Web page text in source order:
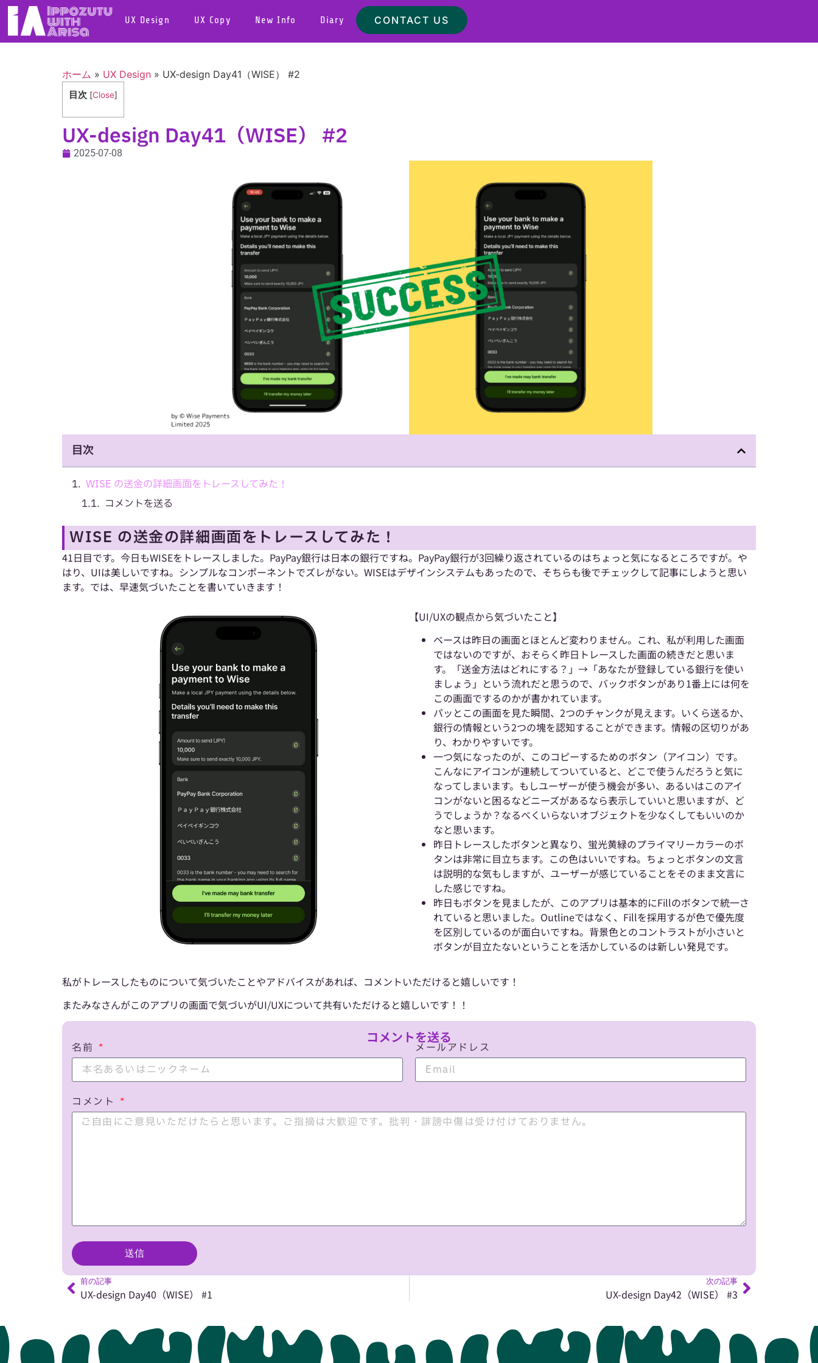
UX Design UX Copy New Info Diary CONTACT US
ホーム » UX Design » UX-design Day41（WISE） #2
目次 [Close]
UX-design Day41（WISE） #2
2025-07-08
目次
WISE の送金の詳細画面をトレースしてみた！
コメントを送る
WISE の送金の詳細画面をトレースしてみた！
41日目です。今日もWISEをトレースしました。PayPay銀行は日本の銀行ですね。PayPay銀行が3回繰り返されているのはちょっと気になるところですが。や
はり、UIは美しいですね。シンプルなコンポーネントでズレがない。WISEはデザインシステムもあったので、そちらも後でチェックして記事にしようと思い
ます。では、早速気づいたことを書いていきます！
【UI/UXの観点から気づいたこと】
ベースは昨日の画面とほとんど変わりません。これ、私が利用した画面
ではないのですが、おそらく昨日トレースした画面の続きだと思いま
す。「送金方法はどれにする？」→「あなたが登録している銀行を使い
ましょう」という流れだと思うので、バックボタンがあり1番上には何を
この画面でするのかが書かれています。
パッとこの画面を見た瞬間、2つのチャンクが見えます。いくら送るか、
銀行の情報という2つの塊を認知することができます。情報の区切りがあ
り、わかりやすいです。
一つ気になったのが、このコピーするためのボタン（アイコン）です。
こんなにアイコンが連続してついていると、どこで使うんだろうと気に
なってしまいます。もしユーザーが使う機会が多い、あるいはこのアイ
コンがないと困るなどニーズがあるなら表示していいと思いますが、ど
うでしょうか？なるべくいらないオブジェクトを少なくしてもいいのか
なと思います。
昨日トレースしたボタンと異なり、蛍光黄緑のプライマリーカラーのボ
タンは非常に目立ちます。この色はいいですね。ちょっとボタンの文言
は説明的な気もしますが、ユーザーが感じていることをそのまま文言に
した感じですね。
昨日もボタンを見ましたが、このアプリは基本的にFillのボタンで統一さ
れていると思いました。Outlineではなく、Fillを採用するが色で優先度
を区別しているのが面白いですね。背景色とのコントラストが小さいと
ボタンが目立たないということを活かしているのは新しい発見です。
私がトレースしたものについて気づいたことやアドバイスがあれば、コメントいただけると嬉しいです！
またみなさんがこのアプリの画面で気づいがUI/UXについて共有いただけると嬉しいです！！
コメントを送る
名前 メールアドレス
コメント
送信
前の記事
UX-design Day40（WISE） #1
次の記事
UX-design Day42（WISE） #3